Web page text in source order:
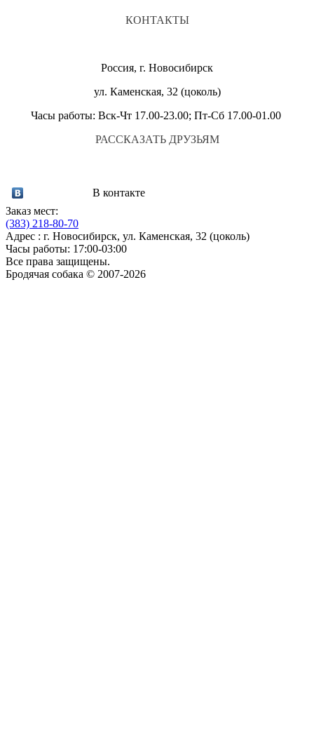
КОНТАКТЫ
Россия, г. Новосибирск
ул. Каменская, 32 (цоколь)
Часы работы: Вск-Чт 17.00-23.00; Пт-Сб 17.00-01.00
РАССКАЗАТЬ ДРУЗЬЯМ
В контакте
Заказ мест:
(383) 218-80-70
Адрес : г. Новосибирск, ул. Каменская, 32 (цоколь)
Часы работы: 17:00-03:00
Все права защищены.
Бродячая собака © 2007-2026